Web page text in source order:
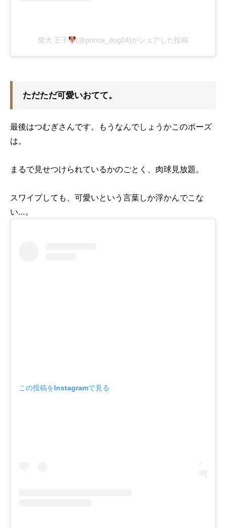
柴犬 王子 (@prince_dog04)がシェアした投稿
ただただ可愛いおてて。
最後はつむぎさんです。もうなんでしょうかこのポーズ
は。
まるで見せつけられているかのごとく、肉球見放題。
スワイプしても、可愛いという言葉しか浮かんでこな
い…。
この投稿をInstagramで見る